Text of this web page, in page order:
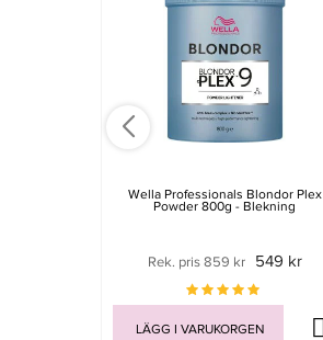
Wella Professionals Blondor Plex
Powder 800g - Blekning
Rek. pris 859 kr 549 kr
LÄGG I VARUKORGEN